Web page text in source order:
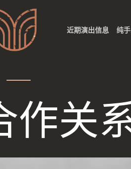
近期演出信息 纯
作关